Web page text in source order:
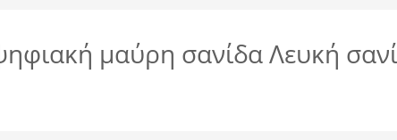
μαύρη σανίδα Λευκή